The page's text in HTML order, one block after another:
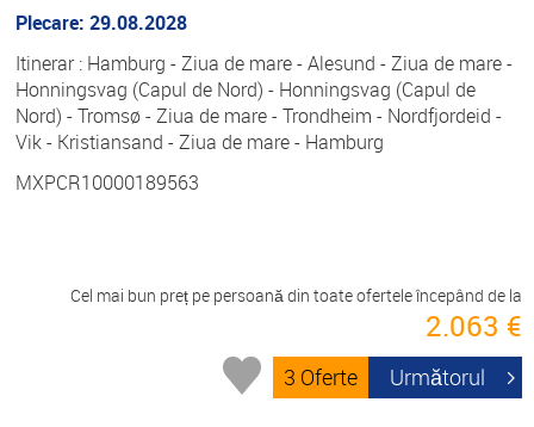
Plecare: 29.08.2028
Itinerar : Hamburg - Ziua de mare - Alesund - Ziua de mare -
Honningsvag (Capul de Nord) - Honningsvag (Capul de
Nord) - Tromsø - Ziua de mare - Trondheim - Nordfjordeid -
Vik - Kristiansand - Ziua de mare - Hamburg
MXPCR10000189563
Cel mai bun preț pe persoană din toate ofertele începând de la
2.063 €
3 Oferte Următorul